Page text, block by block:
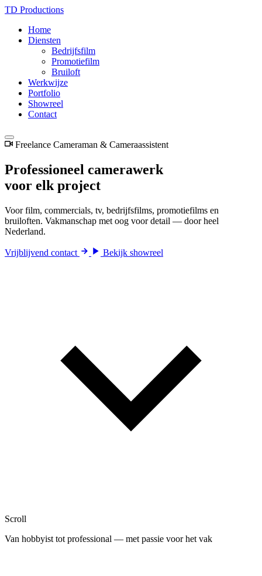
TD Productions
Home
Diensten
Bedrijfsfilm
Promotiefilm
Bruiloft
Werkwijze
Portfolio
Showreel
Contact
Freelance Cameraman & Cameraassistent
Professioneel camerawerk
voor elk project
Voor film, commercials, tv, bedrijfsfilms, promotiefilms en
bruiloften. Vakmanschap met oog voor detail — door heel
Nederland.
Vrijblijvend contact Bekijk showreel
Scroll
Van hobbyist tot professional — met passie voor het vak